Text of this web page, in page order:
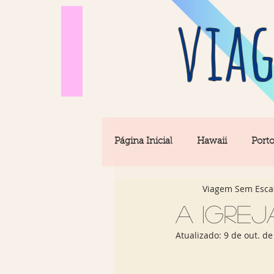
Página Inicial Hawaii Porto
Seul
Rio & São Paulo Portugal
A
Viagem Sem
Atualizado: 9 de out.